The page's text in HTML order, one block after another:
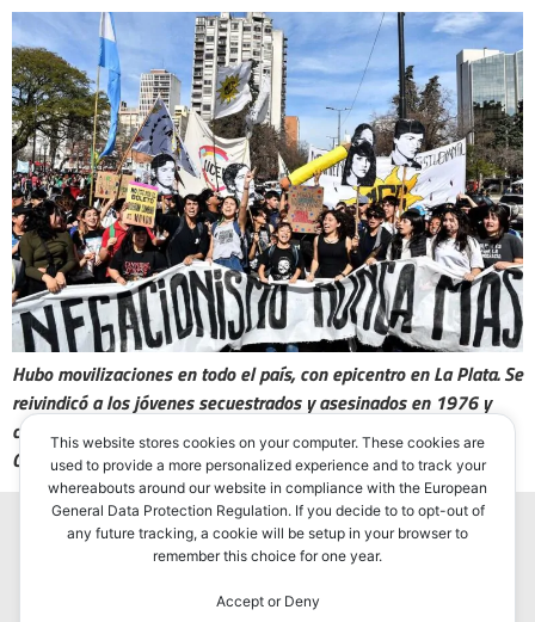
Hubo movilizaciones en todo el país, con epicentro en La Plata. Se
reivindicó a los jóvenes secuestrados y asesinados en 1976 y
cuestionó el avance de los discursos de ultraderecha. En la
Ciudad de Buenos Aires, se sumó el Tercer Malón de la Paz.
This website stores cookies on your computer. These cookies are
used to provide a more personalized experience and to track your
whereabouts around our website in compliance with the European
General Data Protection Regulation. If you decide to to opt-out of
any future tracking, a cookie will be setup in your browser to
remember this choice for one year.
Accept or Deny